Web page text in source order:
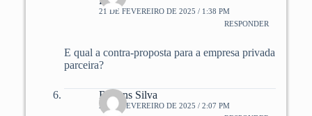
21 DE FEVEREIRO DE 2025 / 1:38 PM
RESPONDER
E qual a contra-proposta para a empresa privada
parceira?
Rubens Silva
21 DE FEVEREIRO DE 2025 / 2:07 PM